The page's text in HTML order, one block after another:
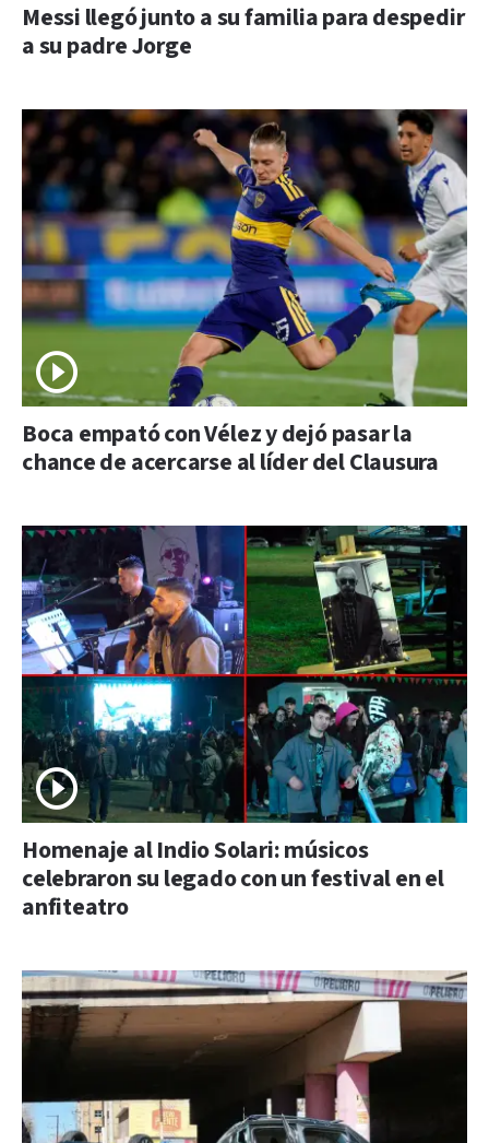
Messi llegó junto a su familia para despedir
a su padre Jorge
Boca empató con Vélez y dejó pasar la
chance de acercarse al líder del Clausura
Homenaje al Indio Solari: músicos
celebraron su legado con un festival en el
anfiteatro